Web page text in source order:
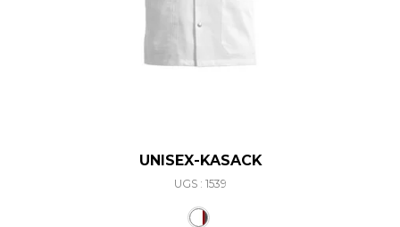
UNISEX-KASACK
UGS : 1539